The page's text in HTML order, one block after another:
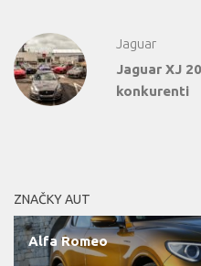
Jaguar
Jaguar XJ
konkurenti
ZNAČKY AUT
Alfa Romeo